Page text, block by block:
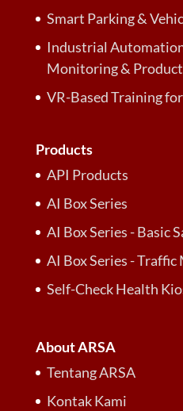
Smart Parking &
Industrial
Monitoring &
VR-Based Training
Products
API Products
AI Box Series
AI Box Series - Basic
AI Box Series -
Self-Check Health
About ARSA
Tentang ARSA
Kontak Kami